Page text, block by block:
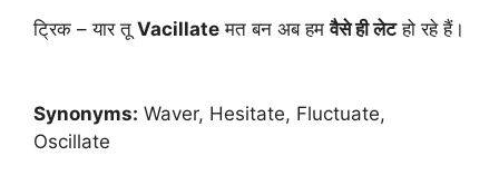
ट्रिक – यार तू Vacillate मत बन अब हमवैसे ही लेटहो रहे हैं।
Synonyms: Waver, Hesitate, Fluctuate,
Oscillate